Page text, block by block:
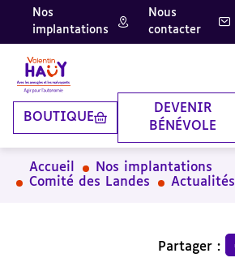
Aller
contenu
principal
Aller
pied
de
page
Aller
la
recherche
Nos
implantations
Nous
contacter
BOUTIQUE
DEVENIR
BÉNÉVOLE
Accueil
Nos implantations
Comité des Landes
Actualités
Partager :